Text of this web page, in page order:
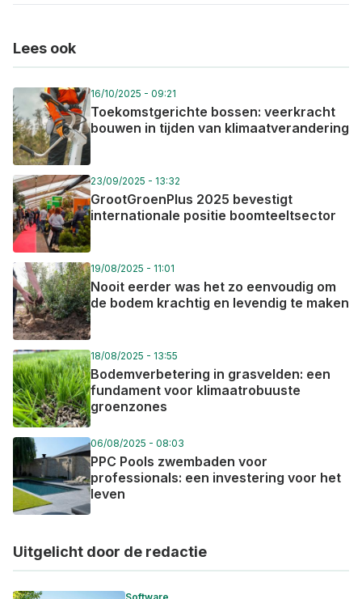
Lees ook
16/10/2025 - 09:21
Toekomstgerichte bossen: veerkracht
bouwen in tijden van klimaatverandering
23/09/2025 - 13:32
GrootGroenPlus 2025 bevestigt
internationale positie boomteeltsector
19/08/2025 - 11:01
Nooit eerder was het zo eenvoudig om
de bodem krachtig en levendig te maken
18/08/2025 - 13:55
Bodemverbetering in grasvelden: een
fundament voor klimaatrobuuste
groenzones
06/08/2025 - 08:03
PPC Pools zwembaden voor
professionals: een investering voor het
leven
Uitgelicht door de redactie
Software